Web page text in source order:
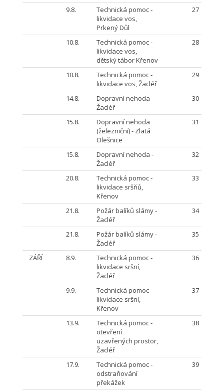
9.8.
Technická pomoc -
likvidace vos,
Prkený Důl
27
10.8.
Technická pomoc -
likvidace vos,
dětský tábor Křenov
28
10.8.
Technická pomoc -
likvidace vos, Žacléř
29
14.8.
Dopravní nehoda -
Žacléř
30
15.8.
Dopravní nehoda
(železniční) - Zlatá
Olešnice
31
15.8.
Dopravní nehoda -
Žacléř
32
20.8.
Technická pomoc -
likvidace sršňů,
Křenov
33
21.8.
Požár balíků slámy -
Žacléř
34
21.8.
Požár balíků slámy -
Žacléř
35
ZÁŘÍ 8.9.
Technická pomoc -
likvidace sršní,
Žacléř
36
9.9.
Technická pomoc -
likvidace sršní,
Křenov
37
13.9.
Technická pomoc -
otevření
uzavřených prostor,
Žacléř
38
17.9.
Technická pomoc -
odstraňování
překážek
39